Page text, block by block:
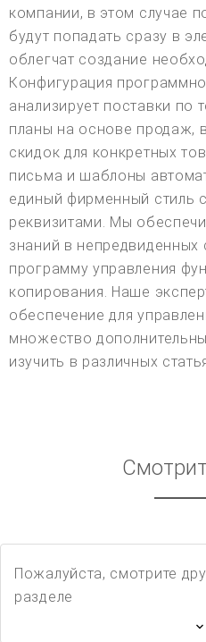
компании, в этом случае
будут попадать сразу в
облегчат создание
Конфигурация
анализирует поставки по
планы на основе продаж,
скидок для конкретных
письма и шаблоны
единый фирменный стиль
реквизитами. Мы
знаний в непредвиденных
программу управления
копирования. Наше
обеспечение для
множество
изучить в различных
Пожалуйста, смотрите
разделе